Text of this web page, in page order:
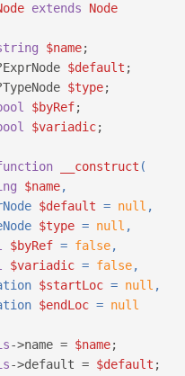
extends
Node
$name;
$default ;
$type;
$byRef;
$variadic;
__construct (
$name,
$default = null ,
$type = null ,
$byRef = false,
$variadic = false,
$startLoc = null ,
$endLoc = null
->name = $name;
->default = $default ;